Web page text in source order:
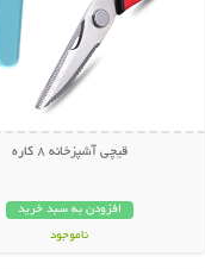
قیچی آشپزخانه 8 کاره
افزودن به سبد خرید
ناموجود